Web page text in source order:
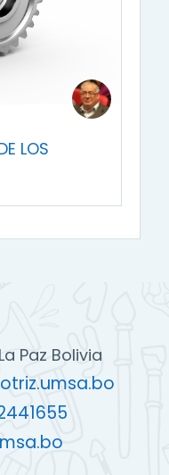
LOS
Paz Bolivia